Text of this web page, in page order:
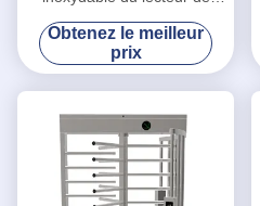
cartes 304, portes
électroniques de tourniquet
Obtenez le meilleur
prix